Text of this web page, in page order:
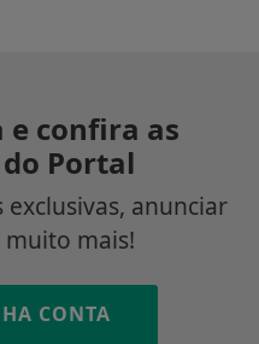
e confira as
Portal
anunciar
muito mais!
CONTA